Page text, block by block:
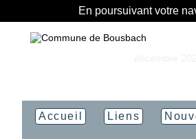
En poursuivant votre
Accueil Liens